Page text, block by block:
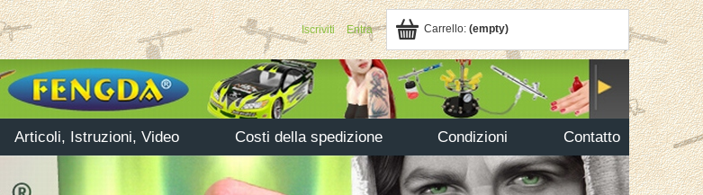
Carrello: (empty)
Iscriviti Entra
Articoli, Istruzioni, Video Costi della spedizione Condizioni Contatto